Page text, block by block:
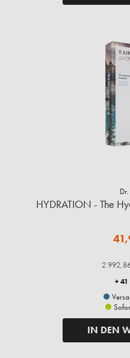
HYDRATION - The
+
IN DEN